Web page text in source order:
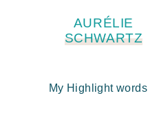
AURÉLIE
SCHWARTZ
My Highlight words